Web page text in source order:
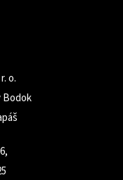
o.
Bodok